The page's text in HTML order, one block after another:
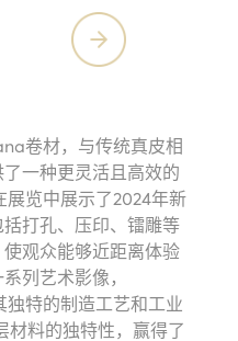
卷材，与传统真皮相
一种更灵活且高效的
展览中展示了 2024年新
打孔、压印、镭雕等
观众能够近距离体验
列艺术影像，
独特的制造工艺和工业
材料的独特性，赢得了